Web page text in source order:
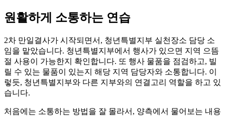
원활하게 소통하는 연습
2차 만일결사가 시작되면서, 청년특별지부 실천장소 담당 소
임을 맡았습니다. 청년특별지부에서 행사가 있으면 지역 으뜸
절 사용이 가능한지 확인합니다. 또 행사 물품을 점검하고, 빌
릴 수 있는 물품이 있는지 해당 지역 담당자와 소통합니다. 이
렇듯, 청년특별지부와 다른 지부와의 연결고리 역할을 하고 있
습니다.
처음에는 소통하는 방법을 잘 몰라서, 양측에서 물어보는 내용